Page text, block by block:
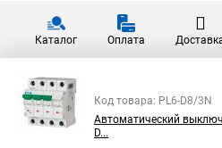
Каталог Оплата
Код товара: PL6-D8/3N
Автоматический
D...